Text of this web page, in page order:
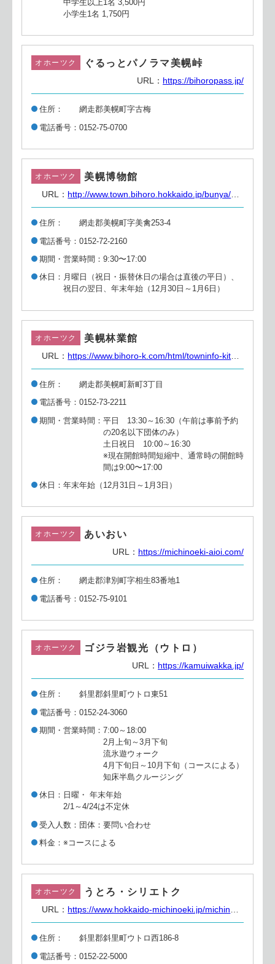
中学生以上1名 3,500円
小学生1名 1,750円
オホーツク ぐるっとパノラマ美幌峠
URL： https://bihoropass.jp/
住所
網走郡美幌町字古梅
電話番号
0152-75-0700
オホーツク 美幌博物館
URL： http://www.town.bihoro.hokkaido.jp/bunya/museum/
住所
網走郡美幌町字美禽253-4
電話番号
0152-72-2160
期間・営業時間
9:30〜17:00
休日
月曜日（祝日・振替休日の場合は直後の平日）、
祝日の翌日、年末年始（12月30日～1月6日）
オホーツク 美幌林業館
URL： https://www.bihoro-k.com/html/towninfo-kiterasu.html
住所
網走郡美幌町新町3丁目
電話番号
0152-73-2211
期間・営業時間
平日 13:30～16:30（午前は事前予約
の20名以下団体のみ）
土日祝日 10:00～16:30
※現在開館時間短縮中、通常時の開館時
間は9:00〜17:00
休日
年末年始（12月31日～1月3日）
オホーツク あいおい
URL： https://michinoeki-aioi.com/
住所
網走郡津別町字相生83番地1
電話番号
0152-75-9101
オホーツク ゴジラ岩観光（ウトロ）
URL： https://kamuiwakka.jp/
住所
斜里郡斜里町ウトロ東51
電話番号
0152-24-3060
期間・営業時間
7:00～18:00
2月上旬～3月下旬
流氷遊ウォーク
4月下旬日～10月下旬（コースによる）
知床半島クルージング
休日
日曜・ 年末年始
2/1～4/24は不定休
受入人数
団体：要問い合わせ
料金
※コースによる
オホーツク うとろ・シリエトク
URL： https://www.hokkaido-michinoeki.jp/michinoeki/2884/
住所
斜里郡斜里町ウトロ西186-8
電話番号
0152-22-5000